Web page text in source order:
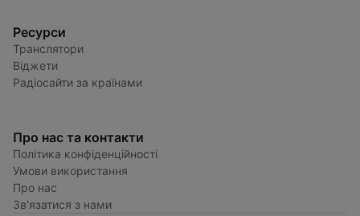
Ресурси
Транслятори
Віджети
Радіосайти за країнами
Про нас та контакти
Політика конфіденційності
Умови використання
Про нас
Зв'язатися з нами